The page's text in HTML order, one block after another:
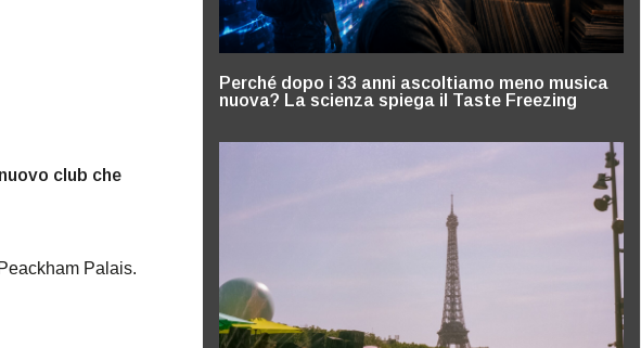
club che
Palais.
Perché dopo i 33 anni ascoltiamo meno musica
nuova? La scienza spiega il Taste Freezing